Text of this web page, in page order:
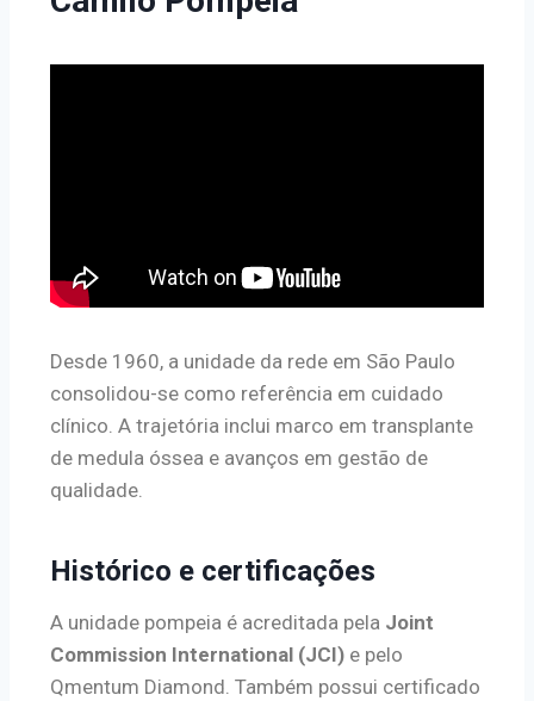
Desde 1960, a unidade da rede em São Paulo
consolidou-se como referência em cuidado
clínico. A trajetória inclui marco em transplante
de medula óssea e avanços em gestão de
qualidade.
Histórico e certificações
A unidade pompeia é acreditada pela Joint
Commission International (JCI) e pelo
Qmentum Diamond. Também possui certificado